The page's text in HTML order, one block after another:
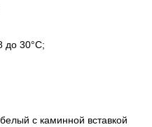
до 30°C;
с каминной вставкой